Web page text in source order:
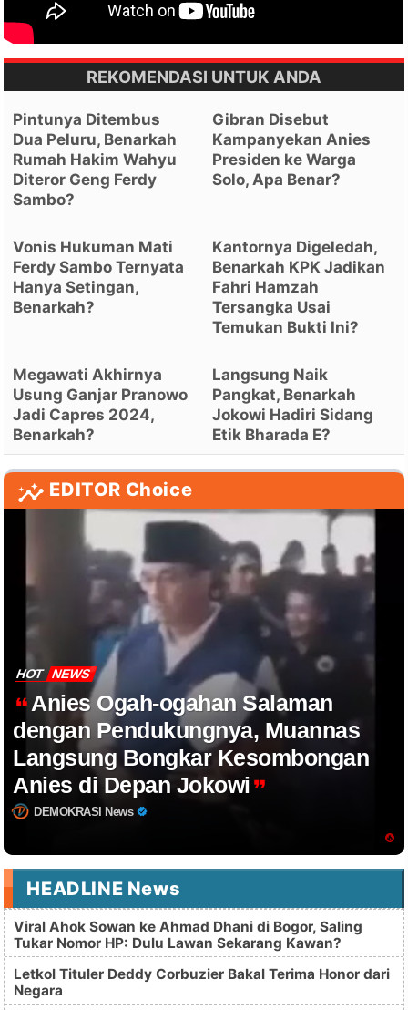
REKOMENDASI UNTUK ANDA
Pintunya Ditembus
Dua Peluru, Benarkah
Rumah Hakim Wahyu
Diteror Geng Ferdy
Sambo?
Gibran Disebut
Kampanyekan Anies
Presiden ke Warga
Solo, Apa Benar?
Vonis Hukuman Mati
Ferdy Sambo Ternyata
Hanya Setingan,
Benarkah?
Kantornya Digeledah,
Benarkah KPK Jadikan
Fahri Hamzah
Tersangka Usai
Temukan Bukti Ini?
Megawati Akhirnya
Usung Ganjar Pranowo
Jadi Capres 2024,
Benarkah?
Langsung Naik
Pangkat, Benarkah
Jokowi Hadiri Sidang
Etik Bharada E?
EDITOR Choice
HOT NEWS
Anies Ogah-ogahan Salaman
dengan Pendukungnya, Muannas
Langsung Bongkar Kesombongan
Anies di Depan Jokowi
DEMOKRASI News
HEADLINE News
Viral Ahok Sowan ke Ahmad Dhani di Bogor, Saling
Tukar Nomor HP: Dulu Lawan Sekarang Kawan?
Letkol Tituler Deddy Corbuzier Bakal Terima Honor dari
Negara